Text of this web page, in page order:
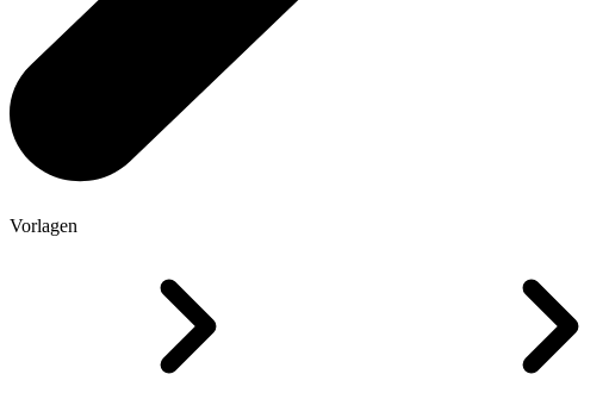
Vorlagen